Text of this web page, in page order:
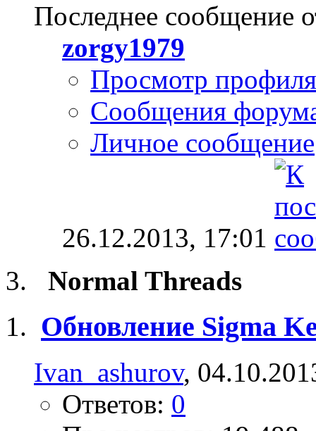
Последнее сообщение
zorgy1979
Просмотр профиля
Сообщения
Личное сообщение
26.12.2013, 17:01
Normal Threads
Обновление Sigma
Ivan_ashurov,
Ответов: 0